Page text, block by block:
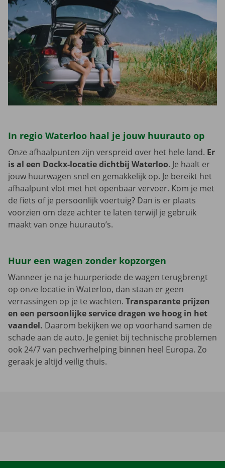
In regio Waterloo haal je jouw huurauto op
Onze afhaalpunten zijn verspreid over het hele land. Er
is al een Dockx-locatie dichtbij Waterloo. Je haalt er
jouw huurwagen snel en gemakkelijk op. Je bereikt het
afhaalpunt vlot met het openbaar vervoer. Kom je met
de fiets of je persoonlijk voertuig? Dan is er plaats
voorzien om deze achter te laten terwijl je gebruik
maakt van onze huurauto’s.
Huur een wagen zonder kopzorgen
Wanneer je na je huurperiode de wagen terugbrengt
op onze locatie in Waterloo, dan staan er geen
verrassingen op je te wachten. Transparante prijzen
en een persoonlijke service dragen we hoog in het
vaandel. Daarom bekijken we op voorhand samen de
schade aan de auto. Je geniet bij technische problemen
ook 24/7 van pechverhelping binnen heel Europa. Zo
geraak je altijd veilig thuis.